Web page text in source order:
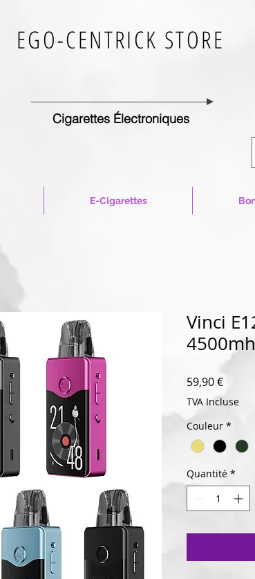
EGO-CENTRICK STORE
Cigarettes Électroniques
E-Cigarettes
Vinci
59,90 €Prix
TVA Incluse
Couleur *
Quantité *